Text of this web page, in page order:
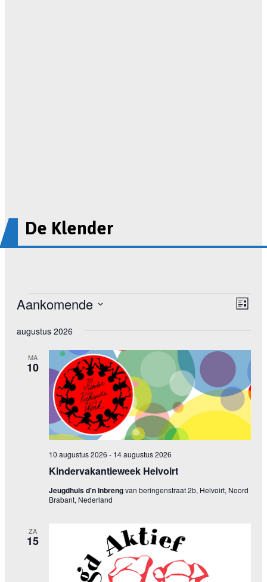
De Klender